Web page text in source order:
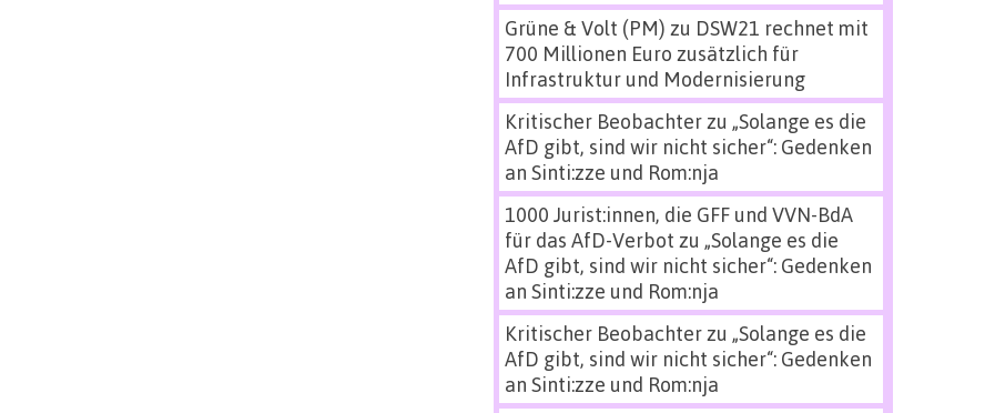
Grüne & Volt (PM) zu DSW21 rechnet mit
700 Millionen Euro zusätzlich für
Infrastruktur und Modernisierung
Kritischer Beobachterzu „Solange es die
AfD gibt, sind wir nicht sicher“: Gedenken
an Sinti:zze und Rom:nja
1000 Jurist:innen, die GFF und VVN-BdA
für das AfD-Verbot zu „Solange es die
AfD gibt, sind wir nicht sicher“: Gedenken
an Sinti:zze und Rom:nja
Kritischer Beobachterzu „Solange es die
AfD gibt, sind wir nicht sicher“: Gedenken
an Sinti:zze und Rom:nja